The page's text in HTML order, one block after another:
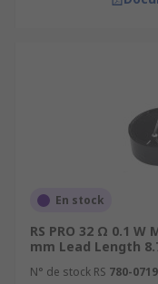
En stock
RS PRO 32 Ω 0.1
mm Lead Length
N° de stock RS 780-